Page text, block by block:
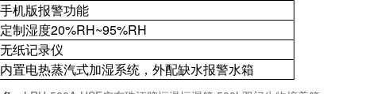
机版报警功能
制湿度20%RH~95%RH
纸记录仪
置电热蒸汽式加湿系统，外配缺水报警水箱